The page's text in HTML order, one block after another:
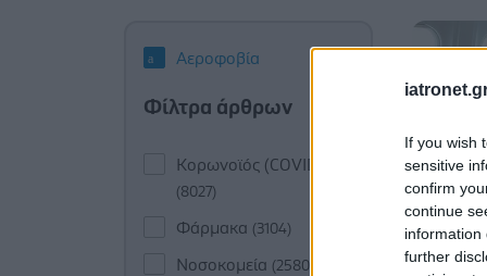
If you wish
sensitive
confirm
continue
information
further
Αεροφοβία
Φίλτρα άρθρων
Κορωνοϊός (COVID-19)
(8027)
Φάρμακα (3104)
Νοσοκομεία (2580)